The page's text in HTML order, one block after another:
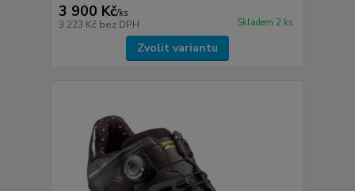
3 900 Kč/ks
3 223 Kč bez DPH Skladem 2 ks
Zvolit variantu